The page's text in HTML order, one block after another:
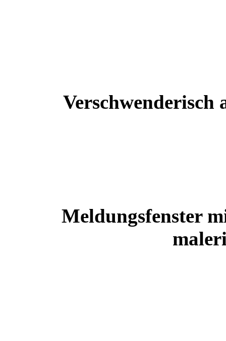
Verschwenderisch
Meldungsfenster